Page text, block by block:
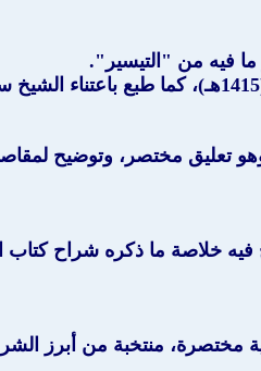
طبع بعناية الشيخ إسماعيل بن سعد بن عتيق، بدار القرآن الكريم في بيروت (1400هـ)،
السعدي (ت: 1376هـ) ـ رحمه الله ـ، وهو تعليق
الحمدان ـ رحمه الله ـ (ت: 1397هـ)، استخرج فيه
قاسم النجدي ـ رحمه الله ـ (ت: 1392هـ)، وهي حاشية